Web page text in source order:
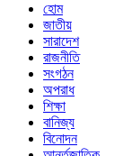
হোম
জাতীয়
সারাদেশ
রাজনীতি
সংগঠন
অপরাধ
শিক্ষা
বানিজ্য
বিনোদন